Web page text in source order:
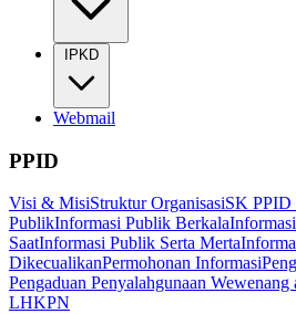
IPKD
Webmail
PPID
Visi & MisiStruktur OrganisasiSK PPID
PublikInformasi Publik Berkala
SaatInformasi Publik Serta Merta
DikecualikanPermohonan Informasi
Pengaduan Penyalahgunaan Wewenang
LHKPN